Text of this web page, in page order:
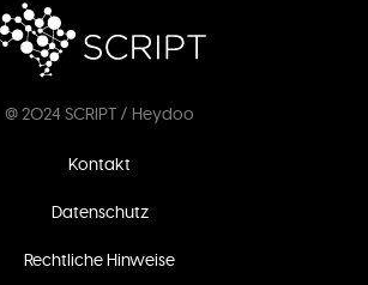
@ 2024 SCRIPT / Heydoo
Kontakt
Datenschutz
Rechtliche Hinweise